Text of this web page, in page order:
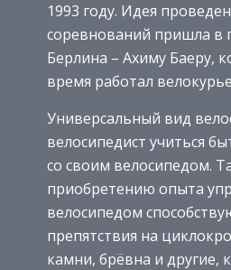
1993 году. Идея
соревнований пришла в
Берлина – Ахиму Баеру,
время работал
Универсальный вид
велосипедист учиться
со своим велосипедом.
приобретению опыта
велосипедом
препятствия на
камни, брёвна и другие,